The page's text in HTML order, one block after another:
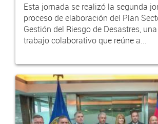
Esta jornada se realizó la segunda
proceso de elaboración del Plan
Gestión del Riesgo de Desastres,
trabajo colaborativo que reúne a...